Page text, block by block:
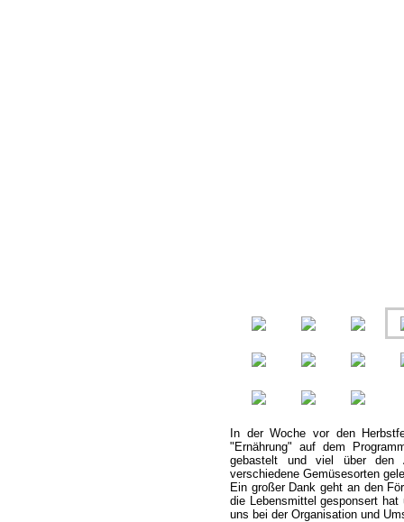
In der Woche vor den
"Ernährung" auf dem
gebastelt und viel über den
verschiedene Gemüsesorten
Ein großer Dank geht an den
die Lebensmittel gesponsert
uns bei der Organisation und